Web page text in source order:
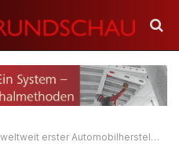
mit umfassender Schadensabdeckung für Unfälle im hochautomatisierten Fahrbetrieb